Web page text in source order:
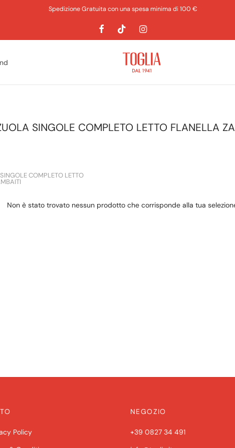
Spedizione Gratuita con una spesa minima di 100 €
SINGOLE COMPLETO LETTO FLANELLA
COMPLETO LETTO
Non è stato trovato nessun prodotto che corrisponde alla tua
Policy
NEGOZIO
+39 0827 34 491